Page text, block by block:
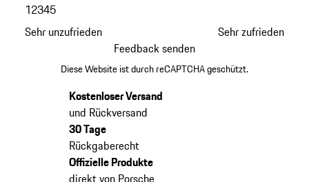
Sehr unzufrieden
12345
Sehr zufrieden
Feedback senden
Diese Website ist durch reCAPTCHA geschützt.
Kostenloser Versand
und Rückversand
30 Tage
Rückgaberecht
Offizielle Produkte
direkt von Porsche